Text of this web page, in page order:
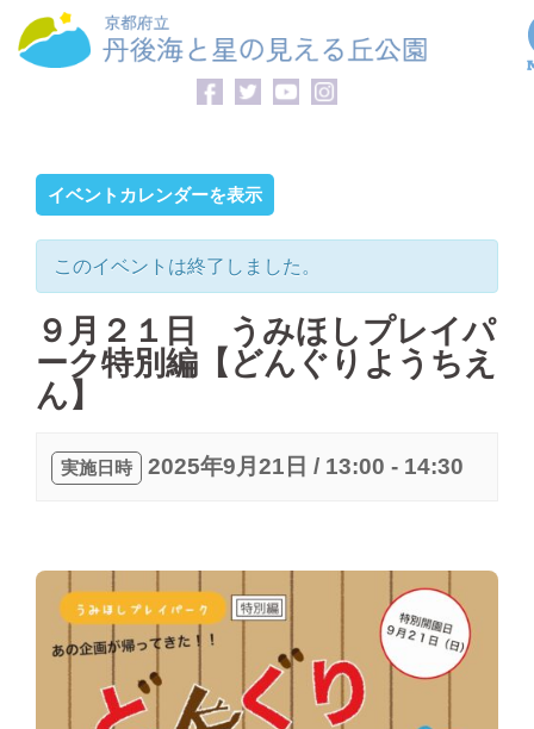
イベントカレンダーを表示
このイベントは終了しました。
９月２１日 うみほしプレイパ
ーク特別編【どんぐりようちえ
ん】
実施日時 2025年9月21日 / 13:00 - 14:30